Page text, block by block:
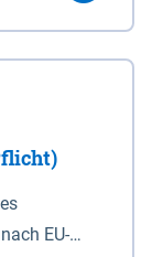
89) mit
Abbildung
EU-